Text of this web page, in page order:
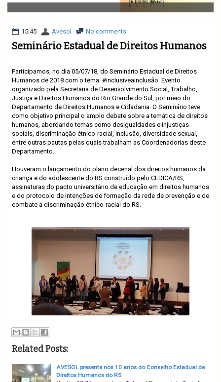
v
i
a
t
i
15:45 Avesol No comments
Seminário Estadual de Direitos Humanos
Participamos, no dia 05/07/18, do Seminário Estadual de Direitos
Humanos de 2018 com o tema: #inclusiveainclusão. Evento
organizado pela Secretaria de Desenvolvimento Social, Trabalho,
Justiça e Direitos Humanos do Rio Grande do Sul, por meio do
Departamento de Direitos Humanos e Cidadania. O Seminário teve
como objetivo principal o amplo debate sobre a temática de direitos
humanos, abordando temas como desigualdades e injustiças
sociais, discriminação étnico-racial, inclusão, diversidade sexual,
entre outras pautas pelas quais trabalham as Coordenadorias deste
Departamento.
Houveram o lançamento do plano decenal dos direitos humanos da
criança e do adolescente do RS construído pelo CEDICA/RS,
assinaturas do pacto universitário de educação em direitos humanos
e do protocolo de intenções de formação da rede de prevenção e de
combate a discriminação étnico-racial do RS.
Related Posts:
AVESOL presente nos 10 anos do Conselho Estadual de
Direitos Humanos do RS